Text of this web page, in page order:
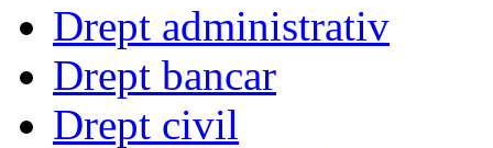
Drept administrativ
Drept bancar
Drept civil